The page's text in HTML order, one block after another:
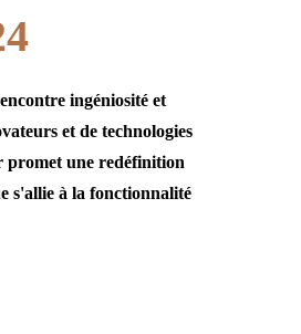
ingéniosité et
et de technologies
promet une redéfinition
s'allie à la fonctionnalité